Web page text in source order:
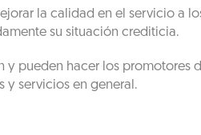
la calidad en el servicio a
su situación crediticia.
pueden hacer los promotores
servicios en general.